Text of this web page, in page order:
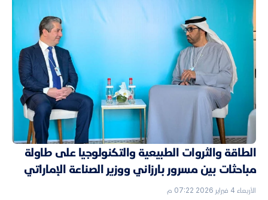
الطاقة والثروات الطبيعية والتكنولوجيا على طاولة
مباحثات بين مسرور بارزاني ووزير الصناعة الإماراتي
الأربعاء 4 فبراير 2026 07:22 م